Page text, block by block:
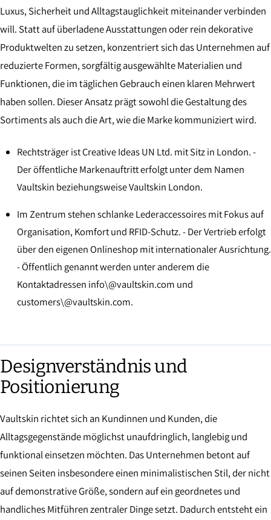
Luxus, Sicherheit und Alltagstauglichkeit miteinander verbinden
will. Statt auf überladene Ausstattungen oder rein dekorative
Produktwelten zu setzen, konzentriert sich das Unternehmen auf
reduzierte Formen, sorgfältig ausgewählte Materialien und
Funktionen, die im täglichen Gebrauch einen klaren Mehrwert
haben sollen. Dieser Ansatz prägt sowohl die Gestaltung des
Sortiments als auch die Art, wie die Marke kommuniziert wird.
Rechtsträger ist Creative Ideas UN Ltd. mit Sitz in London. -
Der öffentliche Markenauftritt erfolgt unter dem Namen
Vaultskin beziehungsweise Vaultskin London.
Im Zentrum stehen schlanke Lederaccessoires mit Fokus auf
Organisation, Komfort und RFID-Schutz. - Der Vertrieb erfolgt
über den eigenen Onlineshop mit internationaler Ausrichtung.
- Öffentlich genannt werden unter anderem die
Kontaktadressen info\@vaultskin.com und
customers\@vaultskin.com.
Designverständnis und
Positionierung
Vaultskin richtet sich an Kundinnen und Kunden, die
Alltagsgegenstände möglichst unaufdringlich, langlebig und
funktional einsetzen möchten. Das Unternehmen betont auf
seinen Seiten insbesondere einen minimalistischen Stil, der nicht
auf demonstrative Größe, sondern auf ein geordnetes und
handliches Mitführen zentraler Dinge setzt. Dadurch entsteht ein